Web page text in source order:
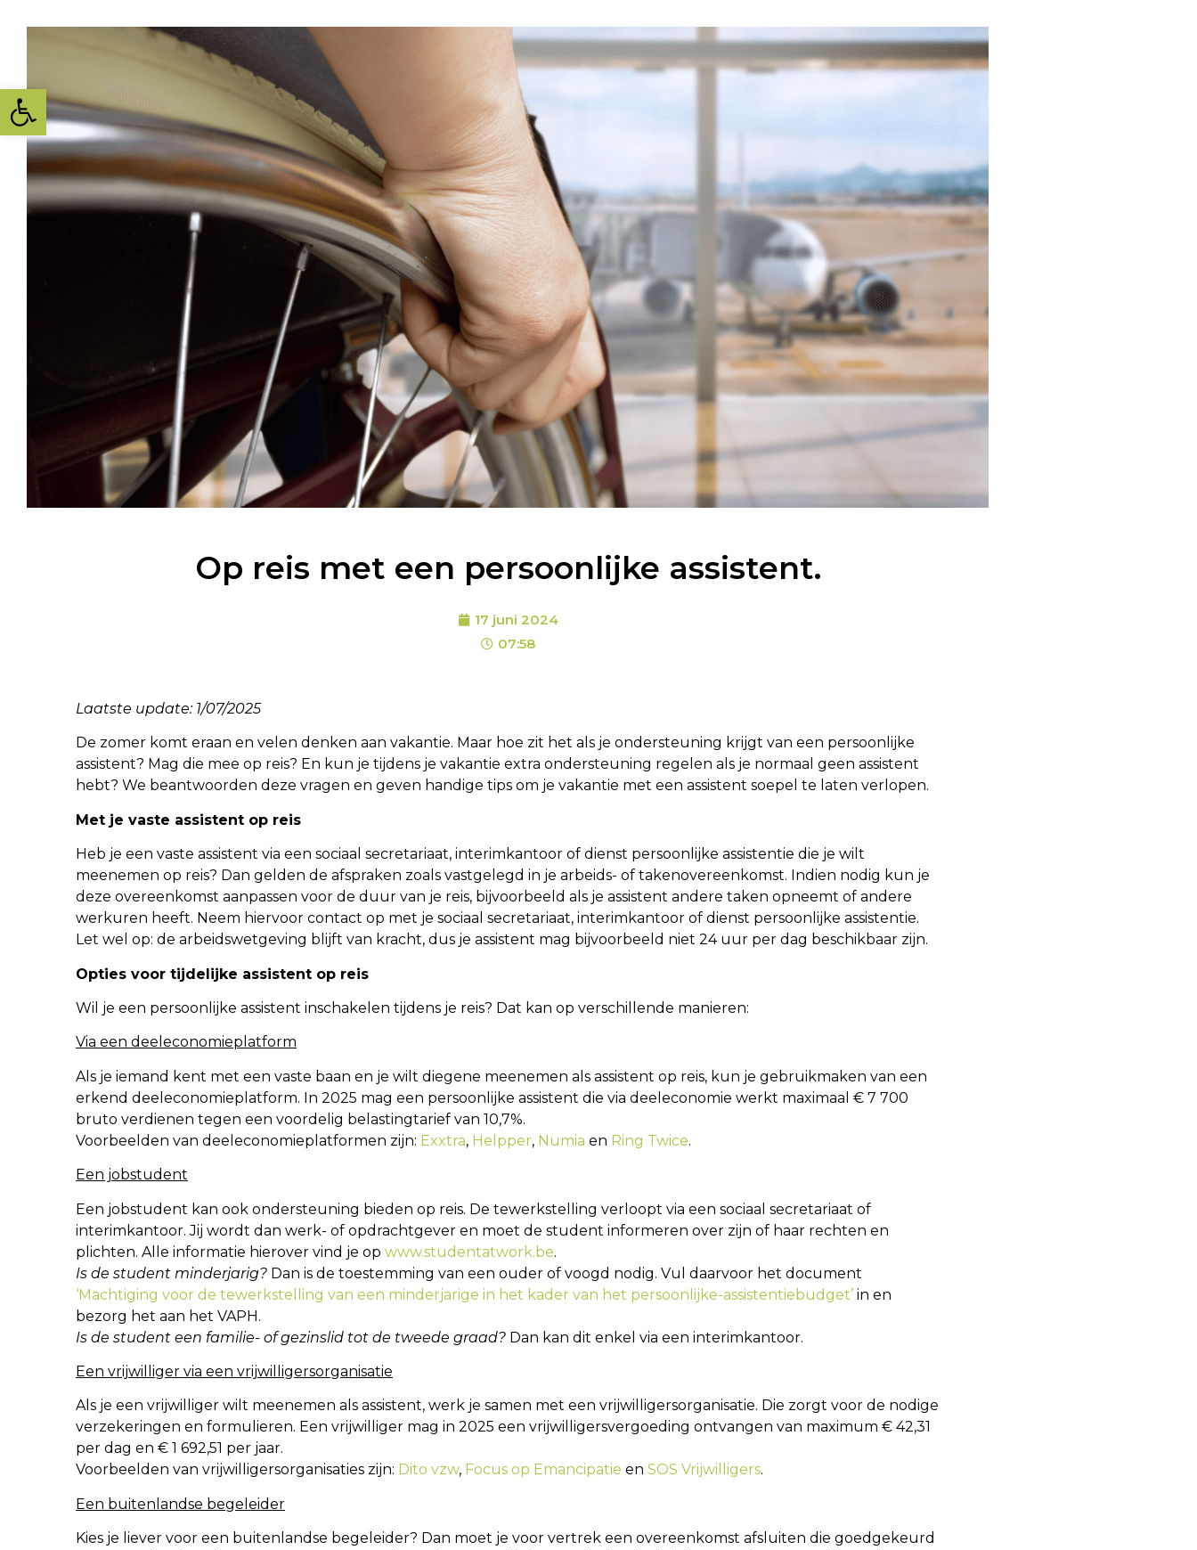
Toolbar openen
Op reis met een persoonlijke assistent.
17 juni 2024
07:58
Laatste update: 1/07/2025
De zomer komt eraan en velen denken aan vakantie. Maar hoe zit het als je ondersteuning krijgt van een persoonlijke
assistent? Mag die mee op reis? En kun je tijdens je vakantie extra ondersteuning regelen als je normaal geen assistent
hebt? We beantwoorden deze vragen en geven handige tips om je vakantie met een assistent soepel te laten verlopen.
Met je vaste assistent op reis
Heb je een vaste assistent via een sociaal secretariaat, interimkantoor of dienst persoonlijke assistentie die je wilt
meenemen op reis? Dan gelden de afspraken zoals vastgelegd in je arbeids- of takenovereenkomst. Indien nodig kun je
deze overeenkomst aanpassen voor de duur van je reis, bijvoorbeeld als je assistent andere taken opneemt of andere
werkuren heeft. Neem hiervoor contact op met je sociaal secretariaat, interimkantoor of dienst persoonlijke assistentie.
Let wel op: de arbeidswetgeving blijft van kracht, dus je assistent mag bijvoorbeeld niet 24 uur per dag beschikbaar zijn.
Opties voor tijdelijke assistent op reis
Wil je een persoonlijke assistent inschakelen tijdens je reis? Dat kan op verschillende manieren:
Via een deeleconomieplatform
Als je iemand kent met een vaste baan en je wilt diegene meenemen als assistent op reis, kun je gebruikmaken van een
erkend deeleconomieplatform. In 2025 mag een persoonlijke assistent die via deeleconomie werkt maximaal € 7 700
bruto verdienen tegen een voordelig belastingtarief van 10,7%.
Voorbeelden van deeleconomieplatformen zijn: Exxtra, Helpper, Numia en Ring Twice.
Een jobstudent
Een jobstudent kan ook ondersteuning bieden op reis. De tewerkstelling verloopt via een sociaal secretariaat of
interimkantoor. Jij wordt dan werk- of opdrachtgever en moet de student informeren over zijn of haar rechten en
plichten. Alle informatie hierover vind je op www.studentatwork.be.
Is de student minderjarig? Dan is de toestemming van een ouder of voogd nodig. Vul daarvoor het document
‘Machtiging voor de tewerkstelling van een minderjarige in het kader van het persoonlijke-assistentiebudget’ in en
bezorg het aan het VAPH.
Is de student een familie- of gezinslid tot de tweede graad? Dan kan dit enkel via een interimkantoor.
Een vrijwilliger via een vrijwilligersorganisatie
Als je een vrijwilliger wilt meenemen als assistent, werk je samen met een vrijwilligersorganisatie. Die zorgt voor de nodige
verzekeringen en formulieren. Een vrijwilliger mag in 2025 een vrijwilligersvergoeding ontvangen van maximum € 42,31
per dag en € 1 692,51 per jaar.
Voorbeelden van vrijwilligersorganisaties zijn: Dito vzw, Focus op Emancipatie en SOS Vrijwilligers.
Een buitenlandse begeleider
Kies je liever voor een buitenlandse begeleider? Dan moet je voor vertrek een overeenkomst afsluiten die goedgekeurd